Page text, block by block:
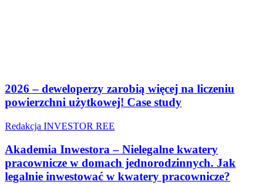
2026 – deweloperzy zarobią więcej na liczeniu
powierzchni użytkowej! Case study
Redakcja INVESTOR REE
Akademia Inwestora – Nielegalne kwatery
pracownicze w domach jednorodzinnych. Jak
legalnie inwestować w kwatery pracownicze?